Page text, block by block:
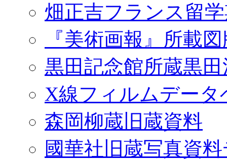
畑正吉フランス留
『美術画報』所載
黒田記念館所蔵黒
X線フィルムデータ
森岡柳蔵旧蔵資料
國華社旧蔵写真資